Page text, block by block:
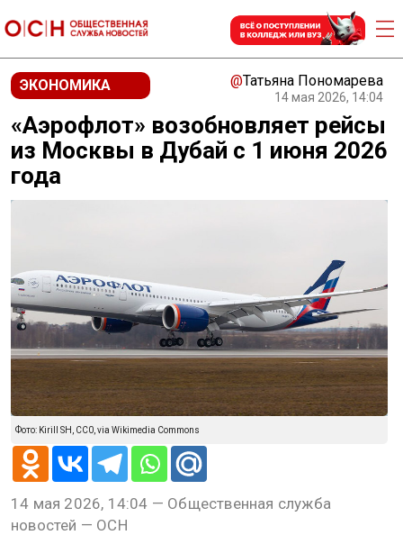
ЭКОНОМИКА @Татьяна Пономарева
14 мая 2026, 14:04
«Аэрофлот» возобновляет рейсы
из Москвы в Дубай с 1 июня 2026
года
Фото: Kirill SH, CC0, via Wikimedia Commons
14 мая 2026, 14:04 — Общественная служба
новостей — ОСН